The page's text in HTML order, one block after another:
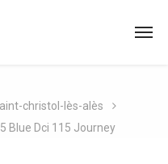
christol-lès-alès
Blue Dci 115 Journey